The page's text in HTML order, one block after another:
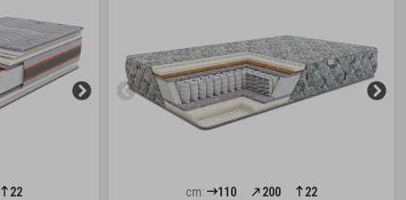
22 cm: 110 200 22